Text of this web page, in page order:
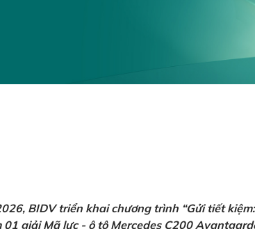
BIDV triển khai chương trình “Gửi tiết
giải Mã lực - ô tô Mercedes C200